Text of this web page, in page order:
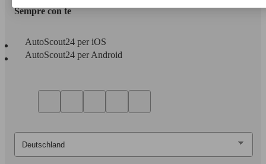
Sempre con te
AutoScout24 per iOS
AutoScout24 per Android